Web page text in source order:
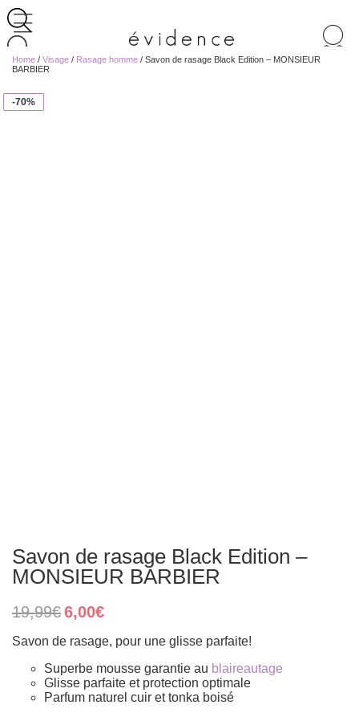
de
produits
Home / Visage / Rasage homme / Savon de rasage Black Edition – MONSIEUR
BARBIER
-70%
Savon de rasage Black Edition –
MONSIEUR BARBIER
19,99€ Original
price
was:
19,99€.
6,00€Current
is:
6,00€.
Savon de rasage, pour une glisse parfaite!
Superbe mousse garantie au blaireautage
Glisse parfaite et protection optimale
Parfum naturel cuir et tonka boisé